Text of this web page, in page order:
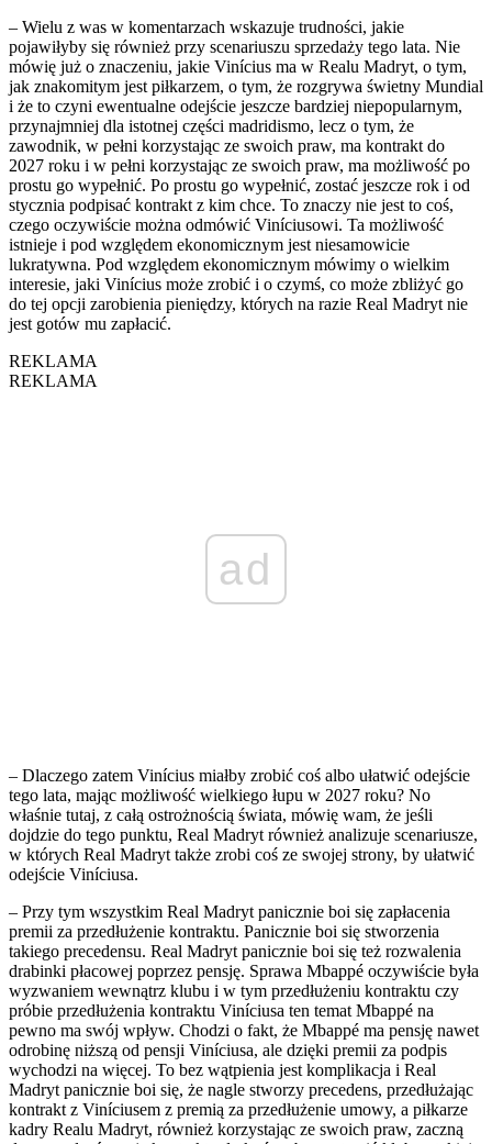
– Wielu z was w komentarzach wskazuje trudności, jakie
pojawiłyby się również przy scenariuszu sprzedaży tego lata. Nie
mówię już o znaczeniu, jakie Vinícius ma w Realu Madryt, o tym,
jak znakomitym jest piłkarzem, o tym, że rozgrywa świetny Mundial
i że to czyni ewentualne odejście jeszcze bardziej niepopularnym,
przynajmniej dla istotnej części madridismo, lecz o tym, że
zawodnik, w pełni korzystając ze swoich praw, ma kontrakt do
2027 roku i w pełni korzystając ze swoich praw, ma możliwość po
prostu go wypełnić. Po prostu go wypełnić, zostać jeszcze rok i od
stycznia podpisać kontrakt z kim chce. To znaczy nie jest to coś,
czego oczywiście można odmówić Viníciusowi. Ta możliwość
istnieje i pod względem ekonomicznym jest niesamowicie
lukratywna. Pod względem ekonomicznym mówimy o wielkim
interesie, jaki Vinícius może zrobić i o czymś, co może zbliżyć go
do tej opcji zarobienia pieniędzy, których na razie Real Madryt nie
jest gotów mu zapłacić.
REKLAMA
REKLAMA
ad
– Dlaczego zatem Vinícius miałby zrobić coś albo ułatwić odejście
tego lata, mając możliwość wielkiego łupu w 2027 roku? No
właśnie tutaj, z całą ostrożnością świata, mówię wam, że jeśli
dojdzie do tego punktu, Real Madryt również analizuje scenariusze,
w których Real Madryt także zrobi coś ze swojej strony, by ułatwić
odejście Viníciusa.
– Przy tym wszystkim Real Madryt panicznie boi się zapłacenia
premii za przedłużenie kontraktu. Panicznie boi się stworzenia
takiego precedensu. Real Madryt panicznie boi się też rozwalenia
drabinki płacowej poprzez pensję. Sprawa Mbappé oczywiście była
wyzwaniem wewnątrz klubu i w tym przedłużeniu kontraktu czy
próbie przedłużenia kontraktu Viníciusa ten temat Mbappé na
pewno ma swój wpływ. Chodzi o fakt, że Mbappé ma pensję nawet
odrobinę niższą od pensji Viníciusa, ale dzięki premii za podpis
wychodzi na więcej. To bez wątpienia jest komplikacja i Real
Madryt panicznie boi się, że nagle stworzy precedens, przedłużając
kontrakt z Viníciusem z premią za przedłużenie umowy, a piłkarze
kadry Realu Madryt, również korzystając ze swoich praw, zaczną